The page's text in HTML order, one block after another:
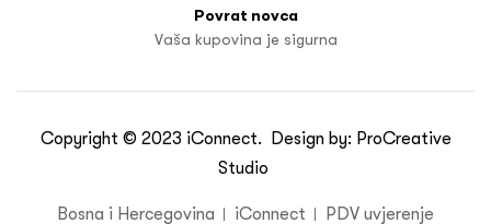
Povrat novca
Vaša kupovina je sigurna
Copyright © 2023 iConnect. Design by: ProCreative
Studio
Bosna i Hercegovina iConnect PDV uvjerenje